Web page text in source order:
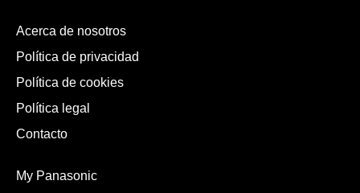
Acerca de nosotros
Política de privacidad
Política de cookies
Política legal
Contacto
My Panasonic